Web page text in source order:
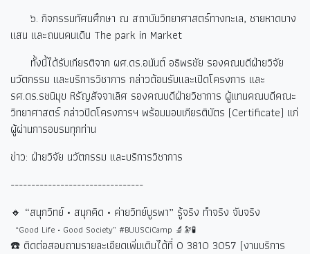
๖. กิจกรรมทัศนศึกษา ณ สถาบันวิทยาศาสตร์ทางทะเล, ชายหาดบาง
แสน และถนนคนเดิน The park in Market
ทั้งนี้ได้รับเกียรติจาก ผศ.ดร.อนันต์ อธิพรชัย รองคณบดีฝ่ายวิจัย
นวัตกรรม และบริการวิชาการ กล่าวต้อนรับและเปิดโครงการ และ
รศ.ดร.รชนิมุข หิรัญสัจจาเลิศ รองคณบดีฝ่ายวิชาการ ผู้แทนคณบดีคณะ
วิทยาศาสตร์ กล่าวปิดโครงการฯ พร้อมมอบเกียรติบัตร (Certificate) แก่
ผู้ผ่านการอบรมทุกท่าน
ข่าว: ฝ่ายวิจัย นวัตกรรม และบริการวิชาการ
--------------------------------
🔸 “สนุกวิทย์ • สนุกคิด • ค่ายวิทย์บูรพา” รู้จริง ทำจริง จับจริง
“Good Life • Good Society” #BUUSCiCamp 🔬🔭🧪
☎️ ติดต่อสอบถามรายละเอียดเพิ่มเติมได้ที่ 0 3810 3057 (งานบริการ